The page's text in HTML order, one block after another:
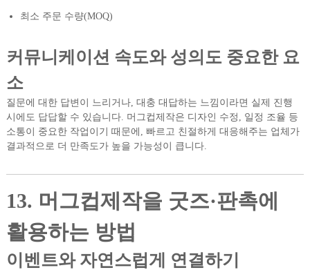
최소 주문 수량(MOQ)
커뮤니케이션 속도와 성의도 중요한 요
소
질문에 대한 답변이 느리거나, 대충 대답하는 느낌이라면 실제 진행
시에도 답답할 수 있습니다. 머그컵제작은 디자인 수정, 일정 조율 등
소통이 중요한 작업이기 때문에, 빠르고 친절하게 대응해주는 업체가
결과적으로 더 만족도가 높을 가능성이 큽니다.
13. 머그컵제작을 굿즈·판촉에
활용하는 방법
이벤트와 자연스럽게 연결하기